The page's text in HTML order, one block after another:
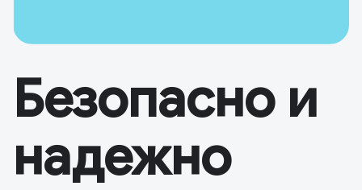
Безопасно и
надежно